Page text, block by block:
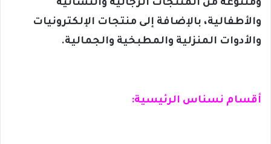
ومتنوعة من المنتجات الرجالية والنسائية
والأطفالية، بالإضافة إلى منتجات الإلكترونيات
والأدوات المنزلية والمطبخية والجمالية.
أقسام نسناس الرئيسية: